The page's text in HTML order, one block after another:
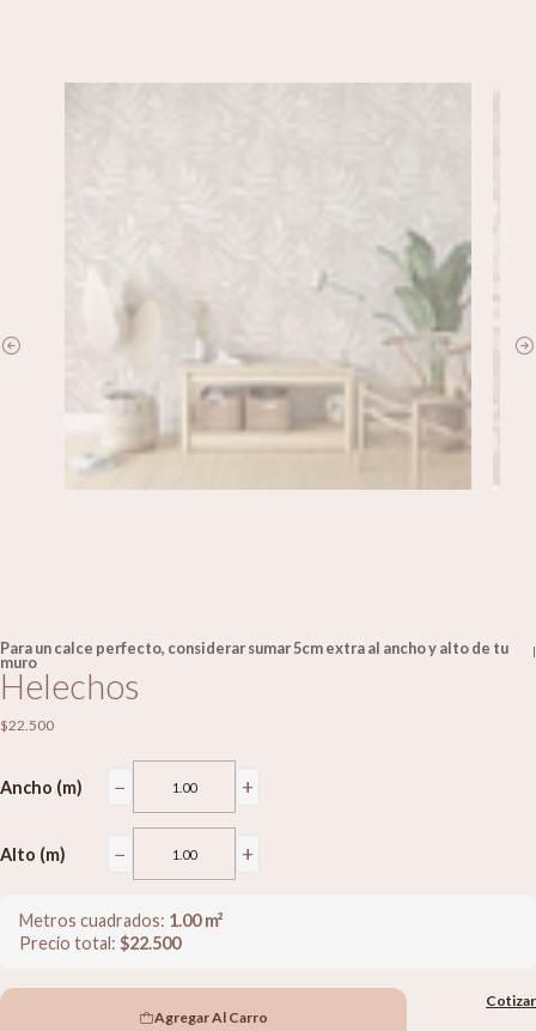
Para un calce perfecto, considerar sumar 5cm extra al ancho y alto de tu
muro
|
Helechos
$22.500
Ancho (m) − +
Alto (m) − +
Metros cuadrados: 1.00m²
Precio total: $22.500
Agregar Al Carro
Cotizar